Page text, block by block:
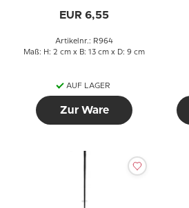
EUR 6,55
Artikelnr.: R964
Maß: H: 2 cm x B: 13 cm x D: 9 cm
AUF LAGER
Zur Ware